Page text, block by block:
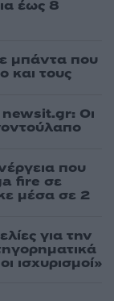
έως 8
μπάντα που
και τους
Οι
που
fire σε
μέσα σε 2
για την
ισχυρισμοί»